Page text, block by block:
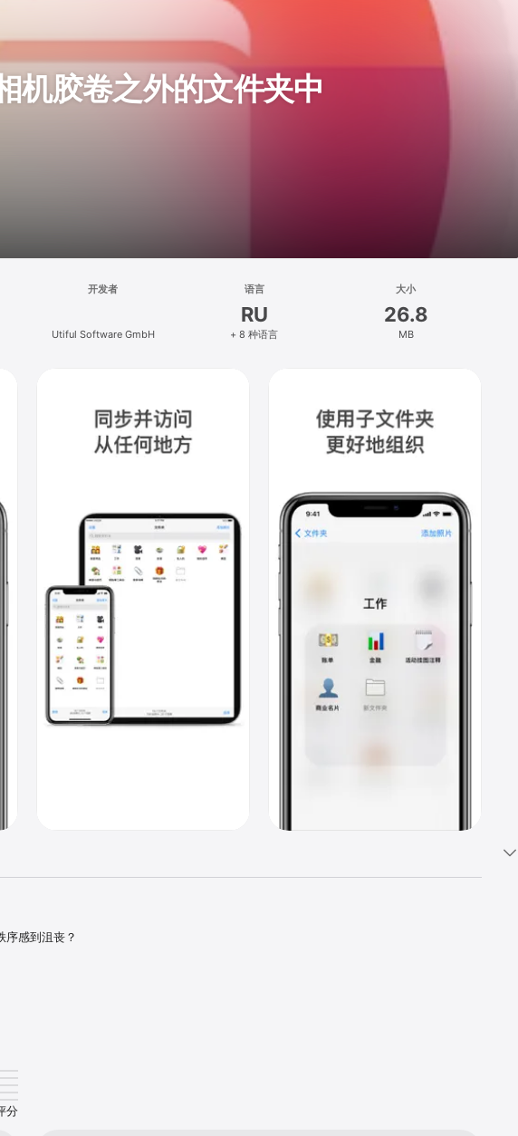
机胶卷之外的文件夹中
开发者
Utiful Software GmbH
语言
RU
+ 8 种语言
大小
26.8
MB
序感到沮丧？
分